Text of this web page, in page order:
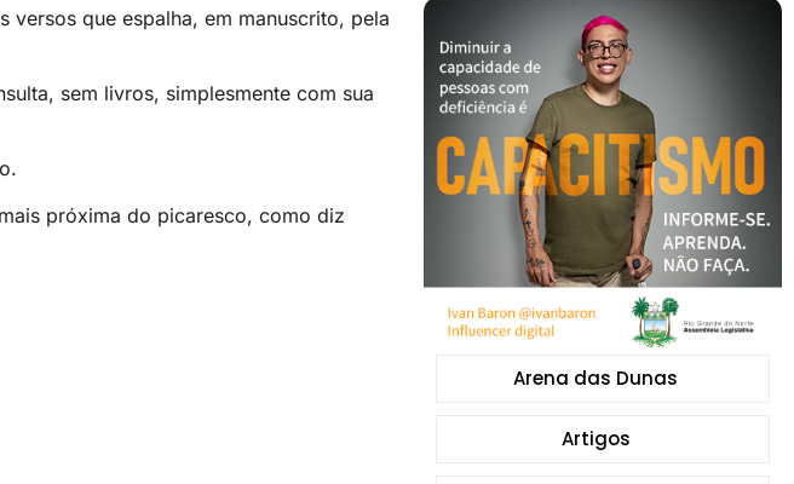
Arena das Dunas
Artigos
versos que espalha, em manuscrito, pela
sem livros, simplesmente com sua
próxima do picaresco, como diz